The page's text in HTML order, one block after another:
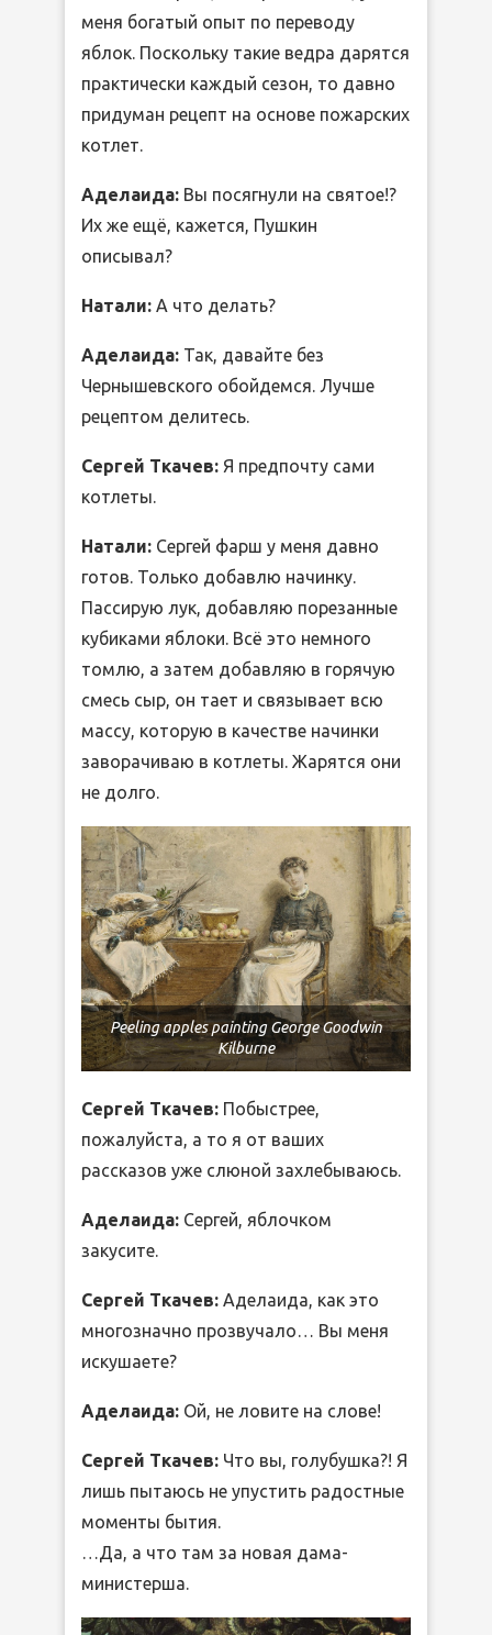
меня богатый опыт по переводу
яблок. Поскольку такие ведра дарятся
практически каждый сезон, то давно
придуман рецепт на основе пожарских
котлет.
Аделаида: Вы посягнули на святое!?
Их же ещё, кажется, Пушкин
описывал?
Натали: А что делать?
Аделаида: Так, давайте без
Чернышевского обойдемся. Лучше
рецептом делитесь.
Сергей Ткачев: Я предпочту сами
котлеты.
Натали: Сергей фарш у меня давно
готов. Только добавлю начинку.
Пассирую лук, добавляю порезанные
кубиками яблоки. Всё это немного
томлю, а затем добавляю в горячую
смесь сыр, он тает и связывает всю
массу, которую в качестве начинки
заворачиваю в котлеты. Жарятся они
не долго.
Peeling apples painting George Goodwin
Kilburne
Сергей Ткачев: Побыстрее,
пожалуйста, а то я от ваших
рассказов уже слюной захлебываюсь.
Аделаида: Сергей, яблочком
закусите.
Сергей Ткачев: Аделаида, как это
многозначно прозвучало… Вы меня
искушаете?
Аделаида: Ой, не ловите на слове!
Сергей Ткачев: Что вы, голубушка?! Я
лишь пытаюсь не упустить радостные
моменты бытия.
…Да, а что там за новая дама-
министерша.